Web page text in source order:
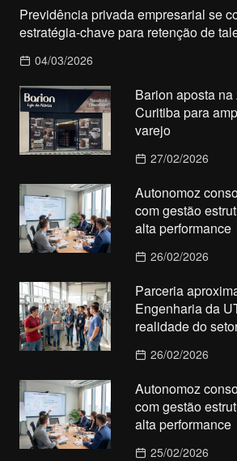
Previdência privada empresarial se
estratégia-chave para retenção de
04/03/2026
Barion aposta
Curitiba para
varejo
27/02/2026
Autonomoz
com gestão
alta performance
26/02/2026
Parceria
Engenharia da
realidade do
26/02/2026
Autonomoz
com gestão
alta performance
25/02/2026